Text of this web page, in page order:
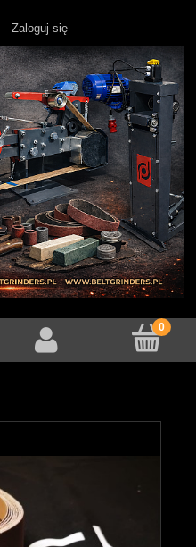
Zaloguj się